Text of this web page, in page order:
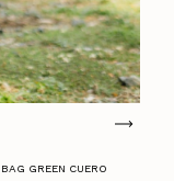
GREEN CUERO